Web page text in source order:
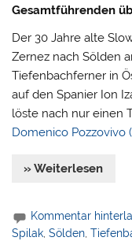
Gesamtführenden
Der 30 Jahre alte
Zernez nach Sölden
Tiefenbachferner in
auf den Spanier Ion
löste nach nur einen
Domenico Pozzovivo
» Weiterlesen
Kommentar
Spilak ,Sölden ,